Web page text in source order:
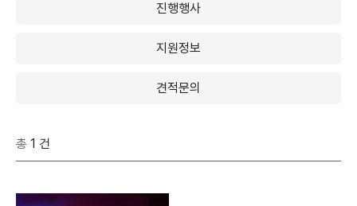
진행행사
지원정보
견적문의
총 1 건